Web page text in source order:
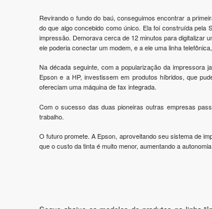
Revirando o fundo do baú, conseguimos encontrar a
do que algo concebido como único. Ela foi construída
impressão. Demorava cerca de 12 minutos para digitalizar
ele poderia conectar um modem, e a ele uma linha
Na década seguinte, com a popularização da impressora
Epson e a HP, investissem em produtos híbridos, que
ofereciam uma máquina de fax integrada.
Com o sucesso das duas pioneiras outras empresas
trabalho.
O futuro promete. A Epson, aproveitando seu sistema de
que o custo da tinta é muito menor, aumentando a